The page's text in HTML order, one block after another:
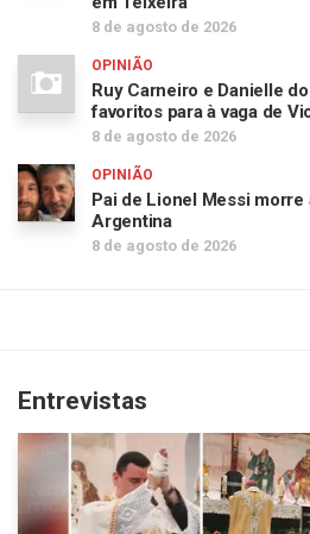
8 de agosto de 2026
OPINIÃO
Ruy Carneiro e Danielle
favoritos para à vaga de
8 de agosto de 2026
OPINIÃO
Pai de Lionel Messi morre
Argentina
8 de agosto de 2026
Entrevistas